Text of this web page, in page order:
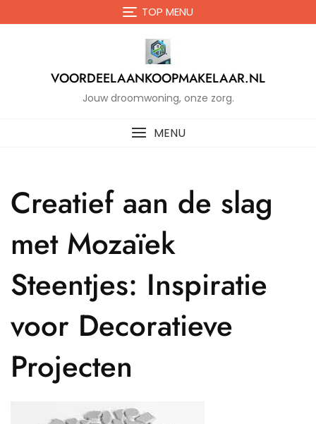
de
TOP MENU
VOORDEELAANKOOPMAKELAAR.NL
Jouw droomwoning, onze zorg.
MENU
Creatief aan de slag
met Mozaïek
Steentjes: Inspiratie
voor Decoratieve
Projecten